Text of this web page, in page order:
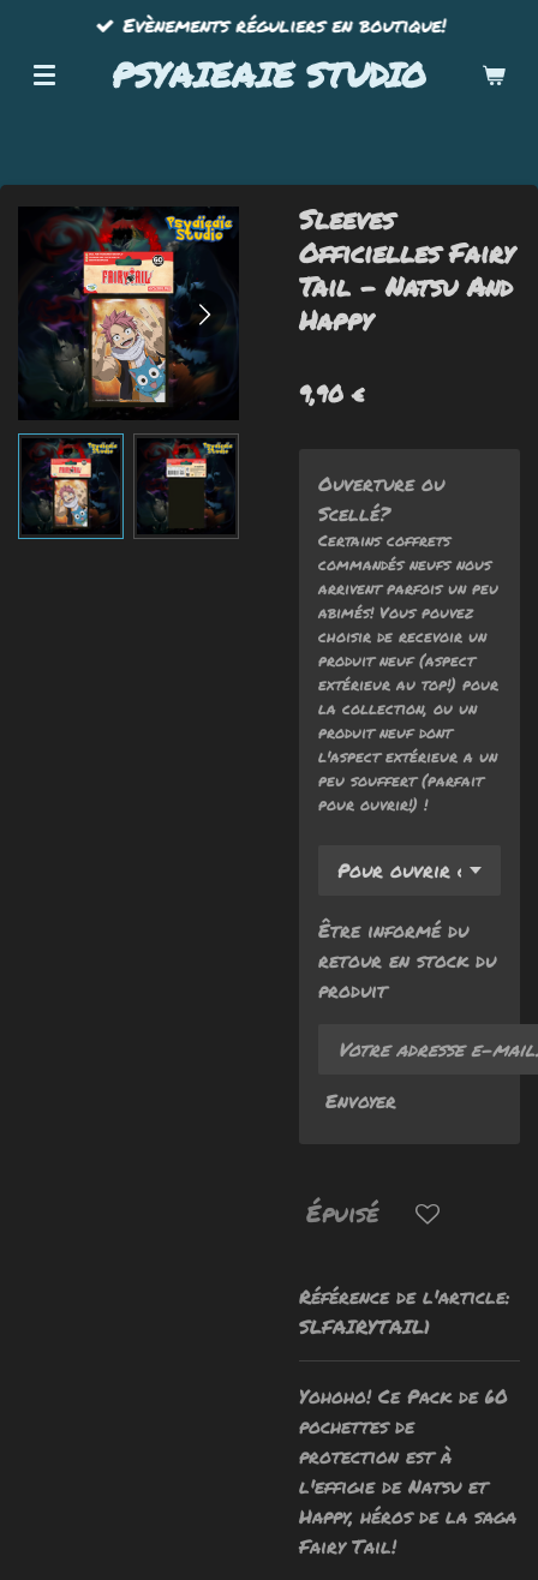
contenu
PSYAIEAIE STUDIO
Evènements réguliers en boutique!
Sleeves
Officielles Fairy
Tail - Natsu And
Happy
9,90 €
Ouverture ou
Scellé?
Certains coffrets
commandés neufs nous
arrivent parfois un peu
abimés! Vous pouvez
choisir de recevoir un
produit neuf (aspect
extérieur au top!) pour
la collection, ou un
produit neuf dont
l'aspect extérieur a un
peu souffert (parfait
pour ouvrir!) !
Être informé du
retour en stock du
produit
Envoyer
Épuisé
Référence de l'article:
SLFAIRYTAIL1
Yohoho! Ce Pack de 60
pochettes de
protection està
l'effigie de Natsu et
Happy, héros de la saga
Fairy Tail!